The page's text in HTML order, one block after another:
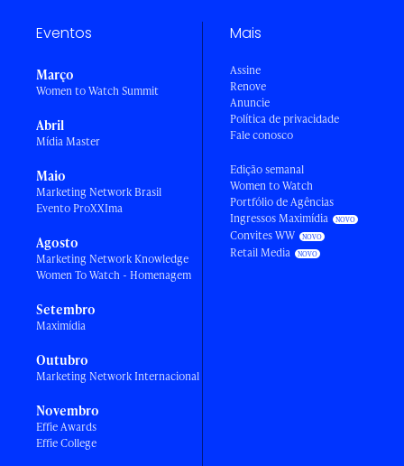
Eventos
Março
Women to Watch Summit
Abril
Mídia Master
Maio
Marketing Network Brasil
Evento ProXXIma
Agosto
Marketing Network Knowledge
Women To Watch - Homenagem
Setembro
Maximídia
Outubro
Marketing Network Internacional
Novembro
Effie Awards
Effie College
Mais
Assine
Renove
Anuncie
Política de privacidade
Fale conosco
Edição semanal
Women to Watch
Portfólio de Agências
Ingressos Maximídia
Convites WW
Retail Media